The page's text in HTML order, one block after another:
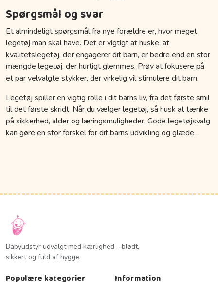
Spørgsmål og svar
Et almindeligt spørgsmål fra nye forældre er, hvor meget
legetøj man skal have. Det er vigtigt at huske, at
kvalitetslegetøj, der engagerer dit barn, er bedre end en stor
mængde legetøj, der hurtigt glemmes. Prøv at fokusere på
et par velvalgte stykker, der virkelig vil stimulere dit barn.
Legetøj spiller en vigtig rolle i dit barns liv, fra det første smil
til det første skridt. Når du vælger legetøj, så husk at tænke
på sikkerhed, alder og læringsmuligheder. Gode legetøjsvalg
kan gøre en stor forskel for dit barns udvikling og glæde.
Babyudstyr udvalgt med kærlighed – blødt,
sikkert og fuld af hygge.
Populære kategorier Information